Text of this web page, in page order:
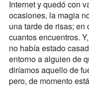
Internet y quedó con
ocasiones, la magia
una tarde de risas;
cuantos encuentros.
no había estado
entorno a alguien de
diríamos aquello de
pero, de momento